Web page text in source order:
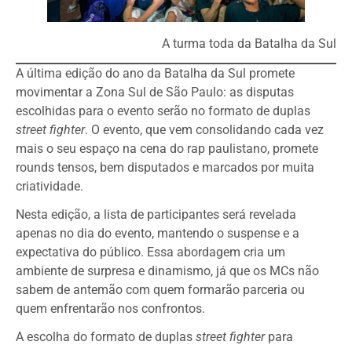
A turma toda da Batalha da Sul
A última edição do ano da Batalha da Sul promete
movimentar a Zona Sul de São Paulo: as disputas
escolhidas para o evento serão no formato de duplas
street fighter. O evento, que vem consolidando cada vez
mais o seu espaço na cena do rap paulistano, promete
rounds tensos, bem disputados e marcados por muita
criatividade.
Nesta edição, a lista de participantes será revelada
apenas no dia do evento, mantendo o suspense e a
expectativa do público. Essa abordagem cria um
ambiente de surpresa e dinamismo, já que os MCs não
sabem de antemão com quem formarão parceria ou
quem enfrentarão nos confrontos.
A escolha do formato de duplas street fighterpara